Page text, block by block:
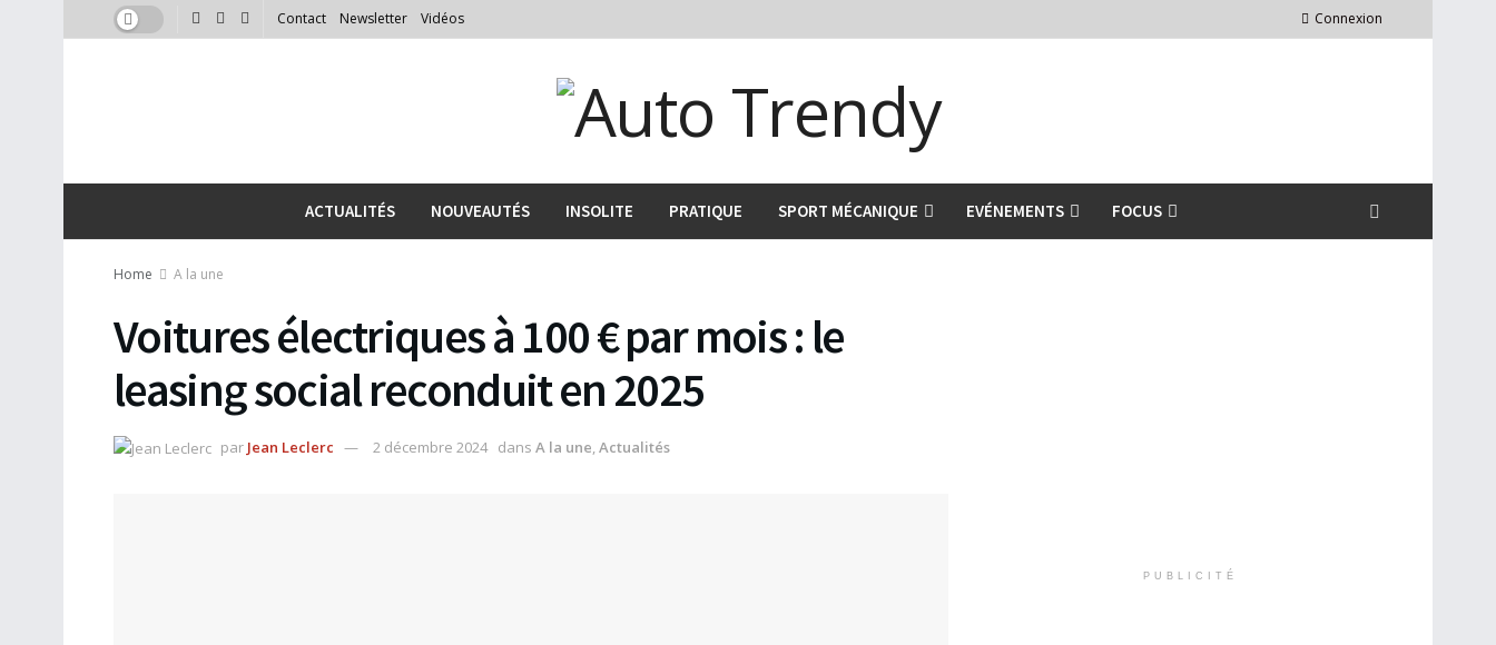
Contact Newsletter Vidéos Connexion
ACTUALITÉS NOUVEAUTÉS INSOLITE PRATIQUE SPORT MÉCANIQUE EVÉNEMENTS FOCUS
Home A la une
Voitures électriques à 100 € par mois : le
leasing social reconduit en 2025
par Jean Leclerc 2 décembre 2024 dans A la une,Actualités
PUBLICITÉ